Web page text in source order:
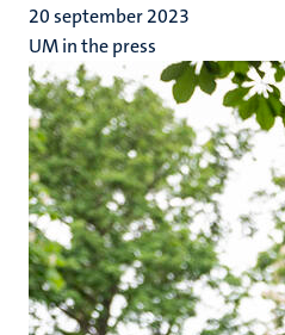
20 september 2023
UM in the press